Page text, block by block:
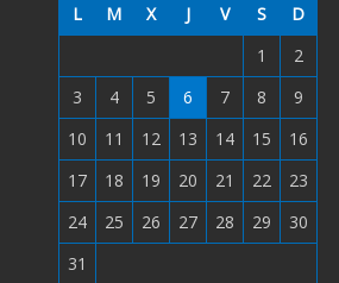
L
M X J V S
D
1
2
3
4 5 6 7 8
9
10
11 12 13 14 15
16
17
18 19 20 21 22
23
24
25 26 27 28 29
30
31